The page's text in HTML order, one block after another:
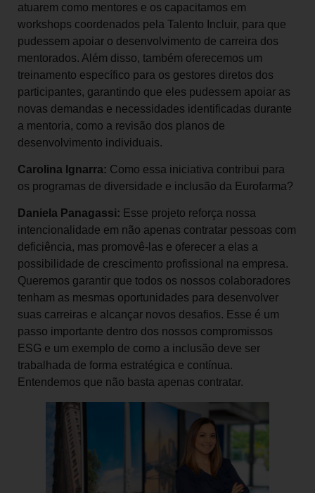
atuarem como mentores e os capacitamos em
workshops coordenados pela Talento Incluir, para que
pudessem apoiar o desenvolvimento de carreira dos
mentorados. Além disso, também oferecemos um
treinamento específico para os gestores diretos dos
participantes, garantindo que eles pudessem apoiar as
novas demandas e necessidades identificadas durante
a mentoria, como a revisão dos planos de
desenvolvimento individuais.
Carolina Ignarra: Como essa iniciativa contribui para
os programas de diversidade e inclusão da Eurofarma?
Daniela Panagassi: Esse projeto reforça nossa
intencionalidade em não apenas contratar pessoas com
deficiência, mas promovê-las e oferecer a elas a
possibilidade de crescimento profissional na empresa.
Queremos garantir que todos os nossos colaboradores
tenham as mesmas oportunidades para desenvolver
suas carreiras e alcançar novos desafios. Esse é um
passo importante dentro dos nossos compromissos
ESG e um exemplo de como a inclusão deve ser
trabalhada de forma estratégica e contínua.
Entendemos que não basta apenas contratar.